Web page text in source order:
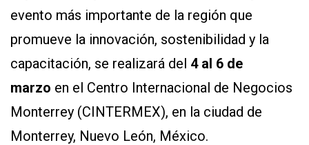
CONCURSO
SERVICIOS
evento más importante de la región que
promueve la innovación, sostenibilidad y la
capacitación, se realizará del 4 al 6 de
marzo en el Centro Internacional de Negocios
Monterrey (CINTERMEX), en la ciudad de
Monterrey, Nuevo León, México.